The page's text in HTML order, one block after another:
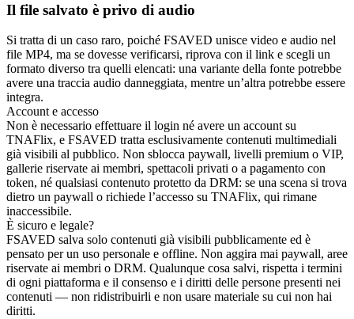
Il file salvato è privo di audio
Si tratta di un caso raro, poiché FSAVED unisce video e audio nel
file MP4, ma se dovesse verificarsi, riprova con il link e scegli un
formato diverso tra quelli elencati: una variante della fonte potrebbe
avere una traccia audio danneggiata, mentre un’altra potrebbe essere
integra.
Account e accesso
Non è necessario effettuare il login né avere un account su
TNAFlix, e FSAVED tratta esclusivamente contenuti multimediali
già visibili al pubblico. Non sblocca paywall, livelli premium o VIP,
gallerie riservate ai membri, spettacoli privati o a pagamento con
token, né qualsiasi contenuto protetto da DRM: se una scena si trova
dietro un paywall o richiede l’accesso su TNAFlix, qui rimane
inaccessibile.
È sicuro e legale?
FSAVED salva solo contenuti già visibili pubblicamente ed è
pensato per un uso personale e offline. Non aggira mai paywall, aree
riservate ai membri o DRM. Qualunque cosa salvi, rispetta i termini
di ogni piattaforma e il consenso e i diritti delle persone presenti nei
contenuti — non ridistribuirli e non usare materiale su cui non hai
diritti.